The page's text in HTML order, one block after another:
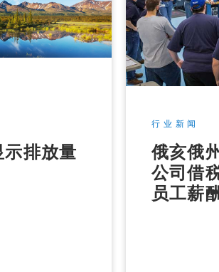
排放量
行业新闻
俄亥俄
公司借
员工薪